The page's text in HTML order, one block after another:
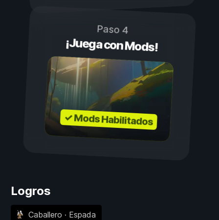
Paso 4
¡Juega con Mods!
✓ Mods Habilitados
Logros
Caballero · Espada